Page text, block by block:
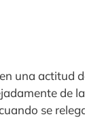
una actitud
de
se